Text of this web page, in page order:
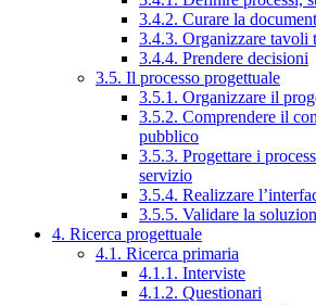
3.4.2. Curare la
3.4.3. Organizzare tavoli
3.4.4. Prendere decisioni
3.5. Il processo progettuale
3.5.1. Organizzare il
3.5.2. Comprendere il
pubblico
3.5.3. Progettare i
servizio
3.5.4. Realizzare
3.5.5. Validare la
4. Ricerca progettuale
4.1. Ricerca primaria
4.1.1. Interviste
4.1.2. Questionari